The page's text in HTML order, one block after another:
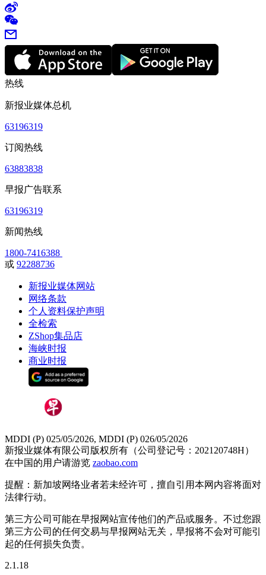
热线
新报业媒体总机
63196319
订阅热线
63883838
早报广告联系
63196319
新闻热线
1800-7416388
或 92288736
新报业媒体网站
网络条款
个人资料保护声明
全检索
ZShop集品店
海峡时报
商业时报
MDDI (P) 025/05/2026, MDDI (P) 026/05/2026
新报业媒体有限公司版权所有（公司登记号：202120748H）
在中国的用户请游览 zaobao.com
提醒：新加坡网络业者若未经许可，擅自引用本网内容将面对
法律行动。
第三方公司可能在早报网站宣传他们的产品或服务。不过您跟
第三方公司的任何交易与早报网站无关，早报将不会对可能引
起的任何损失负责。
2.1.18